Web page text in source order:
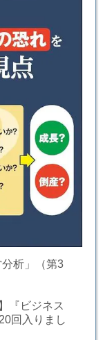
分析」（第3
『ビジネス
回入りまし